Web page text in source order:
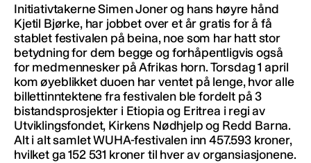
Initiativtakerne Simen Joner og hans høyre hånd
Kjetil Bjørke, har jobbet over et år gratis for å få
stablet festivalen på beina, noe som har hatt stor
betydning for dem begge og forhåpentligvis også
for medmennesker på Afrikas horn. Torsdag 1 april
kom øyeblikket duoen har ventet på lenge, hvor alle
billettinntektene fra festivalen ble fordelt på 3
bistandsprosjekter i Etiopia og Eritrea i regi av
Utviklingsfondet, Kirkens Nødhjelp og Redd Barna.
Alt i alt samlet WUHA-festivalen inn 457.593 kroner,
hvilket ga 152 531 kroner til hver av organsiasjonene.